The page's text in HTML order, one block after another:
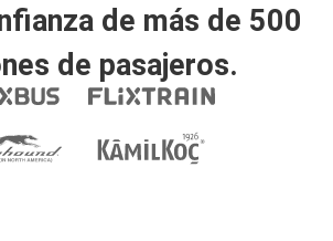
de más de 500
de pasajeros.